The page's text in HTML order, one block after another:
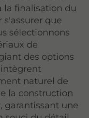
la finalisation du
s'assurer que
sélectionnons
de
des options
naturel de
la construction
garantissant une